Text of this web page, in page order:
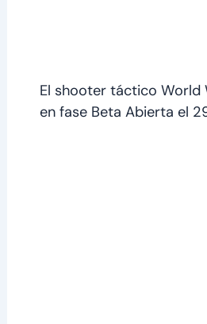
El shooter táctico World
en fase Beta Abierta el